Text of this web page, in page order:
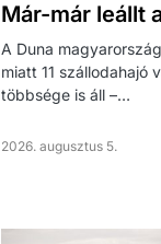
Már-már leállt
A Duna
miatt 11 szállodahajó
többsége is áll –…
2026. augusztus 5.